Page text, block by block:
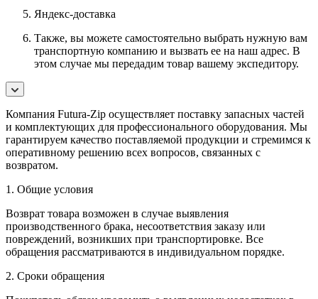
Яндекс-доставка
Также, вы можете самостоятельно выбрать нужную вам
транспортную компанию и вызвать ее на наш адрес. В
этом случае мы передадим товар вашему экспедитору.
Компания Futura-Zip осуществляет поставку запасных частей
и комплектующих для профессионального оборудования. Мы
гарантируем качество поставляемой продукции и стремимся к
оперативному решению всех вопросов, связанных с
возвратом.
1. Общие условия
Возврат товара возможен в случае выявления
производственного брака, несоответствия заказу или
повреждений, возникших при транспортировке. Все
обращения рассматриваются в индивидуальном порядке.
2. Сроки обращения